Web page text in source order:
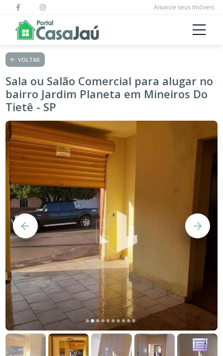
Anuncie seus Imóveis
VOLTAR
Sala ou Salão Comercial para alugar no
bairro Jardim Planeta em Mineiros Do
Tietê - SP